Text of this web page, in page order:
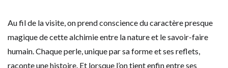
Au fil de la visite, on prend conscience du caractère presque
magique de cette alchimie entre la nature et le savoir-faire
humain. Chaque perle, unique par sa forme et ses reflets,
raconte une histoire. Et lorsque l’on tient enfin entre ses